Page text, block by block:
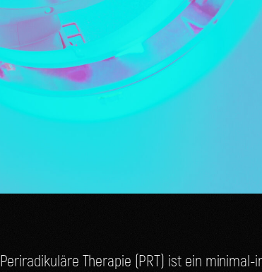
Per­i­ra­di­ku­lä­re The­ra­pie (PRT) ist ein